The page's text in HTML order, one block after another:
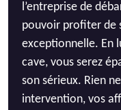
l’entreprise de
pouvoir profiter de
exceptionnelle. En
cave, vous serez
son sérieux. Rien
intervention, vos